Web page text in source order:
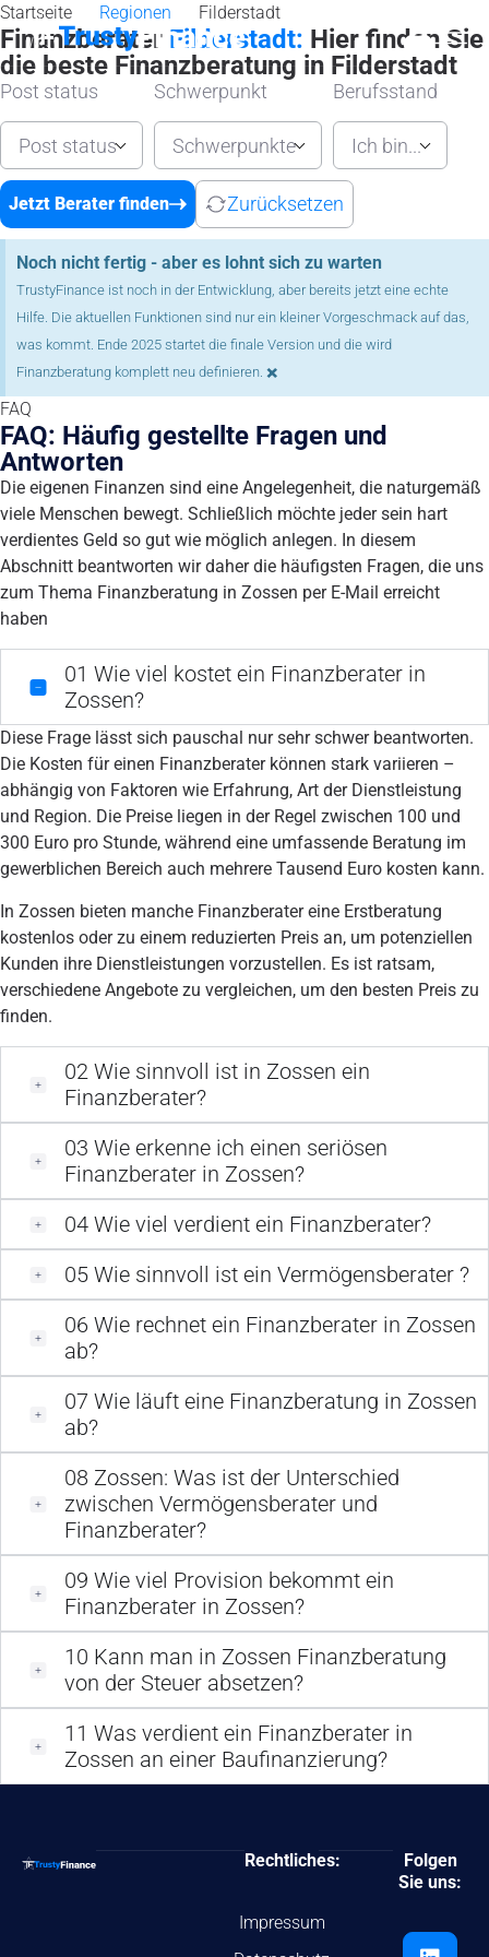
Startseite Regionen Filderstadt
Finanzberater Filderstadt: Hier finden Sie
die beste Finanzberatung in Filderstadt
Post status
Post status
Schwerpunkt
Schwerpunkte
Berufsstand
Ich bin...
Jetzt Berater finden Zurücksetzen
Noch nicht fertig - aber es lohnt sich zu warten
TrustyFinance ist noch in der Entwicklung, aber bereits jetzt eine echte
Hilfe. Die aktuellen Funktionen sind nur ein kleiner Vorgeschmack auf das,
was kommt. Ende 2025 startet die finale Version und die wird
Finanzberatung komplett neu definieren. ×
FAQ
FAQ: Häufig gestellte Fragen und
Antworten
Die eigenen Finanzen sind eine Angelegenheit, die naturgemäß
viele Menschen bewegt. Schließlich möchte jeder sein hart
verdientes Geld so gut wie möglich anlegen. In diesem
Abschnitt beantworten wir daher die häufigsten Fragen, die uns
zum Thema Finanzberatung in Zossen per E-Mail erreicht
haben
01 Wie viel kostet ein Finanzberater in
Zossen?
Diese Frage lässt sich pauschal nur sehr schwer beantworten.
Die Kosten für einen Finanzberater können stark variieren –
abhängig von Faktoren wie Erfahrung, Art der Dienstleistung
und Region. Die Preise liegen in der Regel zwischen 100 und
300 Euro pro Stunde, während eine umfassende Beratung im
gewerblichen Bereich auch mehrere Tausend Euro kosten kann.
In Zossen bieten manche Finanzberater eine Erstberatung
kostenlos oder zu einem reduzierten Preis an, um potenziellen
Kunden ihre Dienstleistungen vorzustellen. Es ist ratsam,
verschiedene Angebote zu vergleichen, um den besten Preis zu
finden.
02 Wie sinnvoll ist in Zossen ein
Finanzberater?
03 Wie erkenne ich einen seriösen
Finanzberater in Zossen?
04 Wie viel verdient ein Finanzberater?
05 Wie sinnvoll ist ein Vermögensberater ?
06 Wie rechnet ein Finanzberater in Zossen
ab?
07 Wie läuft eine Finanzberatung in Zossen
ab?
08 Zossen: Was ist der Unterschied
zwischen Vermögensberater und
Finanzberater?
09 Wie viel Provision bekommt ein
Finanzberater in Zossen?
10 Kann man in Zossen Finanzberatung
von der Steuer absetzen?
11 Was verdient ein Finanzberater in
Zossen an einer Baufinanzierung?
Rechtliches:
Impressum
Folgen
Sie uns: